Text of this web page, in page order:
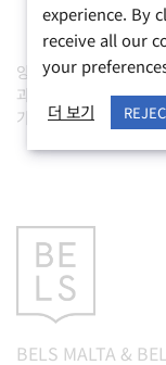
양질의 영어 학교가 되
과를 기반으로 한 품질
가져야 합니다.
BELS MALTA &
experience. By
receive all our
your
더 보기